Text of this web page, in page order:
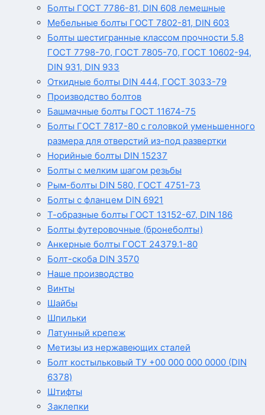
Болты ГОСТ 7786-81, DIN 608 лемешные
Мебельные болты ГОСТ 7802-81, DIN 603
Болты шестигранные классом прочности 5.8
ГОСТ 7798-70, ГОСТ 7805-70, ГОСТ 10602-94,
DIN 931, DIN 933
Откидные болты DIN 444, ГОСТ 3033-79
Производство болтов
Башмачные болты ГОСТ 11674-75
Болты ГОСТ 7817-80 с головкой уменьшенного
размера для отверстий из-под развертки
Норийные болты DIN 15237
Болты с мелким шагом резьбы
Рым-болты DIN 580, ГОСТ 4751-73
Болты с фланцем DIN 6921
Т-образные болты ГОСТ 13152-67, DIN 186
Болты футеровочные (бронеболты)
Анкерные болты ГОСТ 24379.1-80
Болт-скоба DIN 3570
Наше производство
Винты
Шайбы
Шпильки
Латунный крепеж
Метизы из нержавеющих сталей
Болт костыльковый ТУ +00 000 000 0000 (DIN
6378)
Штифты
Заклепки